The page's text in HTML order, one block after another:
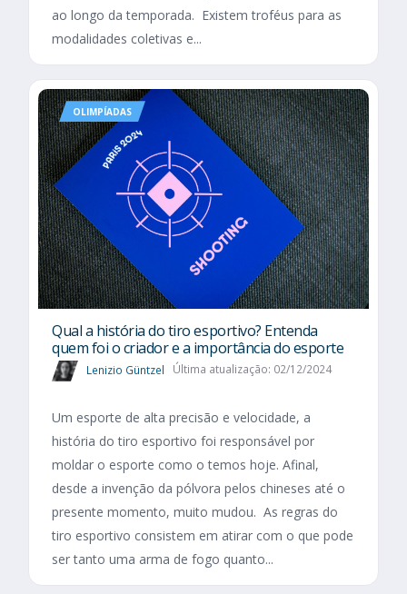
ao longo da temporada. Existem troféus para as
modalidades coletivas e...
OLIMPÍADAS
Qual a história do tiro esportivo? Entenda
quem foi o criador e a importância do esporte
Lenizio Güntzel Última atualização: 02/12/2024
Um esporte de alta precisão e velocidade, a
história do tiro esportivo foi responsável por
moldar o esporte como o temos hoje. Afinal,
desde a invenção da pólvora pelos chineses até o
presente momento, muito mudou. As regras do
tiro esportivo consistem em atirar com o que pode
ser tanto uma arma de fogo quanto...